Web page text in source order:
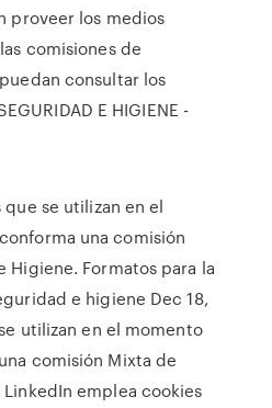
proveer los medios
comisiones de
consultar los
E HIGIENE -
que se utilizan en el
una comisión
Higiene. Formatos para la
e higiene Dec 18,
utilizan en el momento
comisión Mixta de
emplea cookies